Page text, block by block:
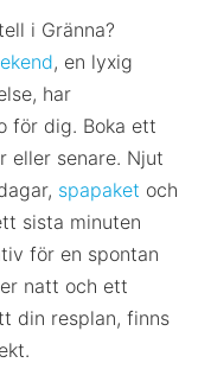
i Gränna?
, en lyxig
har
för dig. Boka ett
eller senare. Njut
spapaket och
sista minuten
för en spontan
natt och ett
din resplan, finns